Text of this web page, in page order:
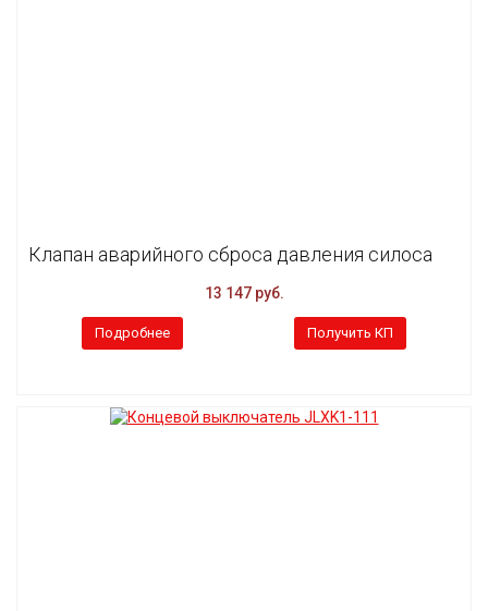
Клапан аварийного сброса давления силоса
13 147 руб.
Подробнее Получить КП